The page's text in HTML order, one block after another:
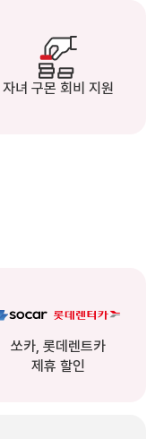
자녀 구몬 회비 지원
쏘카, 롯데렌트카
제휴 할인